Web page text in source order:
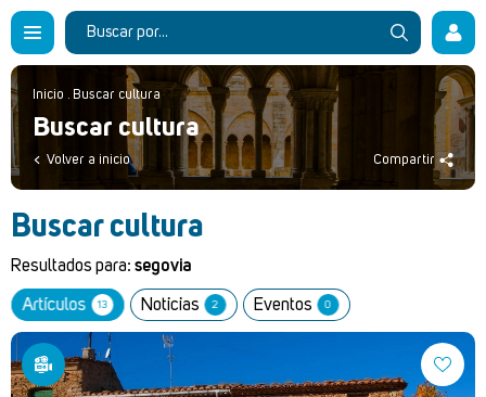
Inicio . Buscar cultura
Buscar cultura
Volver a inicio Compartir
Buscar cultura
Resultados para: segovia
Artículos 13 Noticias 2 Eventos 0